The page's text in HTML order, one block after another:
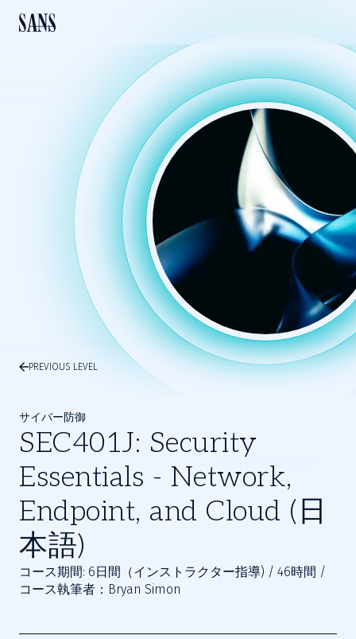
PREVIOUS LEVEL
SEC401J: Security
Essentials - Network,
Endpoint, and Cloud (日
本語)
サイバー防御
コース期間: 6日間（インストラクター指導) / 46時間 /
コース執筆者：Bryan Simon